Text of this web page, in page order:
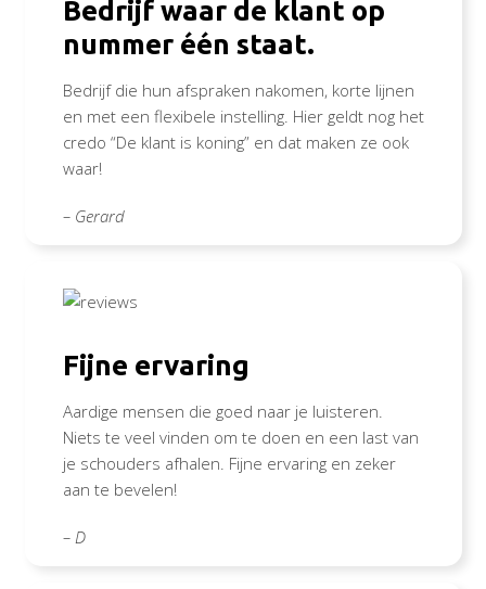
Bedrijf waar de klant op
nummer één staat.
Bedrijf die hun afspraken nakomen, korte lijnen
en met een flexibele instelling. Hier geldt nog het
credo “De klant is koning” en dat maken ze ook
waar!
– Gerard
Fijne ervaring
Aardige mensen die goed naar je luisteren.
Niets te veel vinden om te doen en een last van
je schouders afhalen. Fijne ervaring en zeker
aan te bevelen!
– D